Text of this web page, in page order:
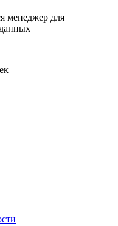
менеджер для